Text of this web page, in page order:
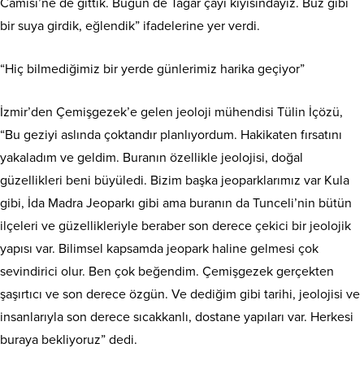
Camisi’ne de gittik. Bugün de Tağar çayı kıyısındayız. Buz gibi
bir suya girdik, eğlendik” ifadelerine yer verdi.
“Hiç bilmediğimiz bir yerde günlerimiz harika geçiyor”
İzmir’den Çemişgezek’e gelen jeoloji mühendisi Tülin İçözü,
“Bu geziyi aslında çoktandır planlıyordum. Hakikaten fırsatını
yakaladım ve geldim. Buranın özellikle jeolojisi, doğal
güzellikleri beni büyüledi. Bizim başka jeoparklarımız var Kula
gibi, İda Madra Jeoparkı gibi ama buranın da Tunceli’nin bütün
ilçeleri ve güzellikleriyle beraber son derece çekici bir jeolojik
yapısı var. Bilimsel kapsamda jeopark haline gelmesi çok
sevindirici olur. Ben çok beğendim. Çemişgezek gerçekten
şaşırtıcı ve son derece özgün. Ve dediğim gibi tarihi, jeolojisi ve
insanlarıyla son derece sıcakkanlı, dostane yapıları var. Herkesi
buraya bekliyoruz” dedi.